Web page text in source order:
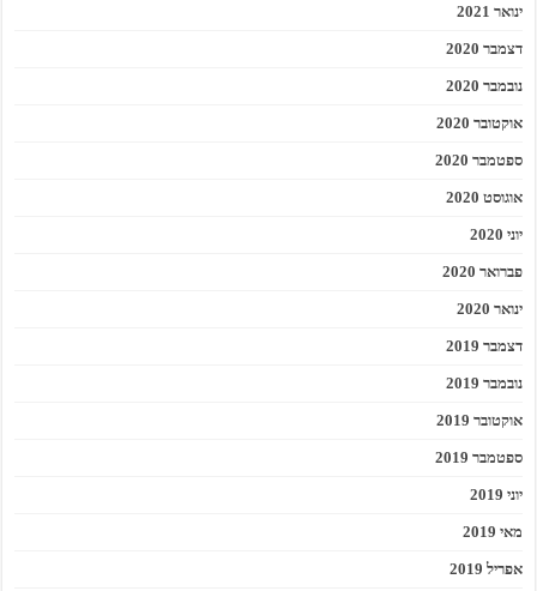
ינואר 2021
דצמבר 2020
נובמבר 2020
אוקטובר 2020
ספטמבר 2020
אוגוסט 2020
יוני 2020
פברואר 2020
ינואר 2020
דצמבר 2019
נובמבר 2019
אוקטובר 2019
ספטמבר 2019
יוני 2019
מאי 2019
אפריל 2019